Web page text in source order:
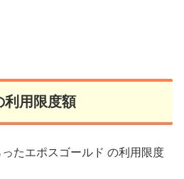
利用限度額
たエポスゴールド の利用限度